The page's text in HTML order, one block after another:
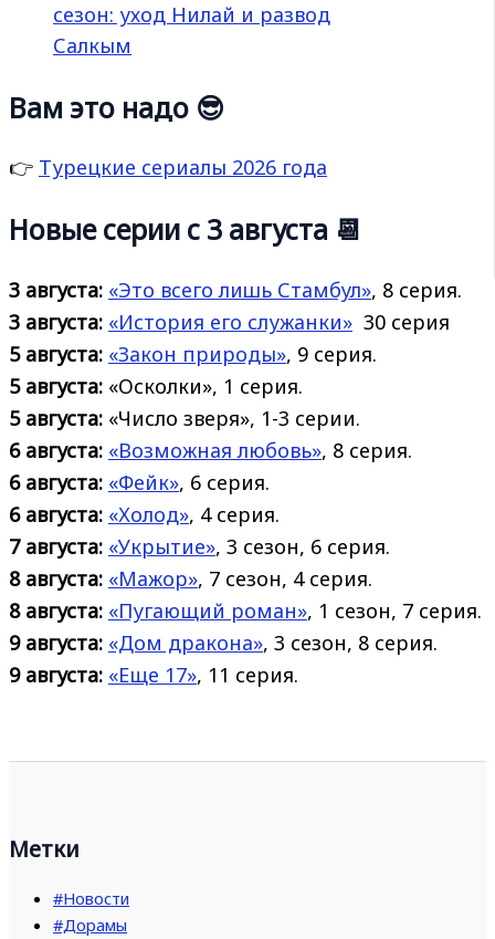
сезон: уход Нилай и развод
Салкым
Вам это надо 😎
👉 Турецкие сериалы 2026 года
Новые серии с 3 августа 📆
3 августа: «Это всего лишь Стамбул», 8 серия.
3 августа: «История его служанки» 30 серия
5 августа: «Закон природы», 9 серия.
5 августа: «Осколки», 1 серия.
5 августа: «Число зверя», 1-3 серии.
6 августа: «Возможная любовь», 8 серия.
6 августа: «Фейк», 6 серия.
6 августа: «Холод», 4 серия.
7 августа: «Укрытие», 3 сезон, 6 серия.
8 августа: «Мажор», 7 сезон, 4 серия.
8 августа: «Пугающий роман», 1 сезон, 7 серия.
9 августа: «Дом дракона», 3 сезон, 8 серия.
9 августа: «Еще 17», 11 серия.
Метки
#Новости
#Дорамы